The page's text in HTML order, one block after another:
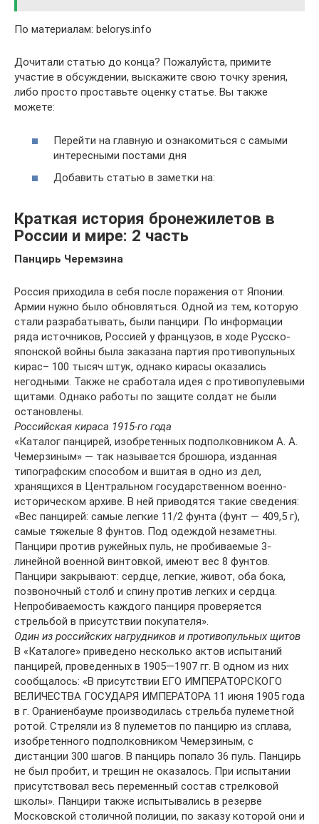
По материалам: belorys.info
Дочитали статью до конца? Пожалуйста, примите
участие в обсуждении, выскажите свою точку зрения,
либо просто проставьте оценку статье. Вы также
можете:
Перейти на главную и ознакомиться с самыми
интересными постами дня
Добавить статью в заметки на:
Краткая история бронежилетов в
России и мире: 2 часть
Панцирь Черемзина
Россия приходила в себя после поражения от Японии.
Армии нужно было обновляться. Одной из тем, которую
стали разрабатывать, были панцири. По информации
ряда источников, Россией у французов, в ходе Русско-
японской войны была заказана партия противопульных
кирас– 100 тысяч штук, однако кирасы оказались
негодными. Также не сработала идея с противопулевыми
щитами. Однако работы по защите солдат не были
остановлены.
Российская кираса 1915-го года
«Каталог панцирей, изобретенных подполковником А. А.
Чемерзиным» — так называется брошюра, изданная
типографским способом и вшитая в одно из дел,
хранящихся в Центральном государственном военно-
историческом архиве. В ней приводятся такие сведения:
«Вес панцирей: самые легкие 11/2 фунта (фунт — 409,5 г),
самые тяжелые 8 фунтов. Под одеждой незаметны.
Панцири против ружейных пуль, не пробиваемые 3-
линейной военной винтовкой, имеют вес 8 фунтов.
Панцири закрывают: сердце, легкие, живот, оба бока,
позвоночный столб и спину против легких и сердца.
Непробиваемость каждого панциря проверяется
стрельбой в присутствии покупателя».
Один из российских нагрудников и противопульных щитов
В «Каталоге» приведено несколько актов испытаний
панцирей, проведенных в 1905—1907 гг. В одном из них
сообщалось: «В присутствии ЕГО ИМПЕРАТОРСКОГО
ВЕЛИЧЕСТВА ГОСУДАРЯ ИМПЕРАТОРА 11 июня 1905 года
в г. Ораниенбауме производилась стрельба пулеметной
ротой. Стреляли из 8 пулеметов по панцирю из сплава,
изобретенного подполковником Чемерзиным, с
дистанции 300 шагов. В панцирь попало 36 пуль. Панцирь
не был пробит, и трещин не оказалось. При испытании
присутствовал весь переменный состав стрелковой
школы». Панцири также испытывались в резерве
Московской столичной полиции, по заказу которой они и